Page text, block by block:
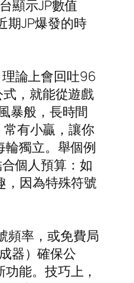
顯示JP數值
期JP爆發的時
論上會回吐96
，就能從遊戲
暴般，長時間
有小贏，讓你
輪獨立。舉個例
個人預算：如
，因為特殊符號
頻率，或免費局
器）確保公
能。技巧上，